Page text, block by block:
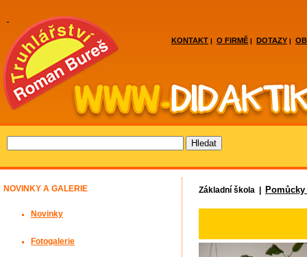
KONTAKT | O FIRMĚ | DOTAZY |
Základní škola |
NOVINKY A GALERIE
Novinky
Fotogalerie